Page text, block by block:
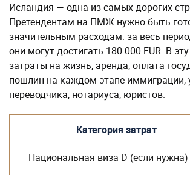
Исландия — одна из самых дорогих
Претендентам на ПМЖ нужно быть
значительным расходам: за весь
они могут достигать 180 000 EUR. В
затраты на жизнь, аренда, оплата
пошлин на каждом этапе иммиграции,
переводчика, нотариуса, юристов.
Категория затрат
Национальная виза D (если нужна)